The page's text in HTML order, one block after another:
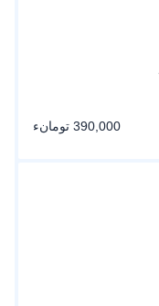
390,000 تومانء